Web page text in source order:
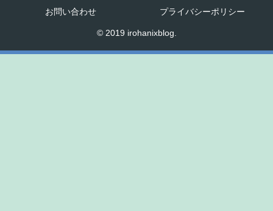
お問い合わせ プライバシーポリシー
© 2019 irohanixblog.